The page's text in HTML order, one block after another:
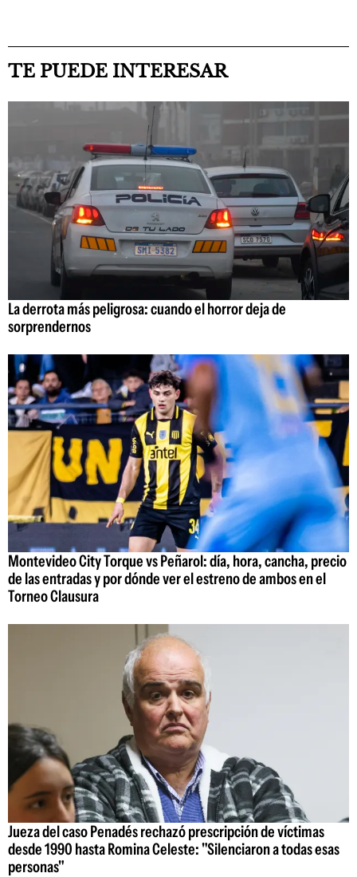
TE PUEDE INTERESAR
La derrota más peligrosa: cuando el horror deja de
sorprendernos
Montevideo City Torque vs Peñarol: día, hora, cancha, precio
de las entradas y por dónde ver el estreno de ambos en el
Torneo Clausura
Jueza del caso Penadés rechazó prescripción de víctimas
desde 1990 hasta Romina Celeste: "Silenciaron a todas esas
personas"